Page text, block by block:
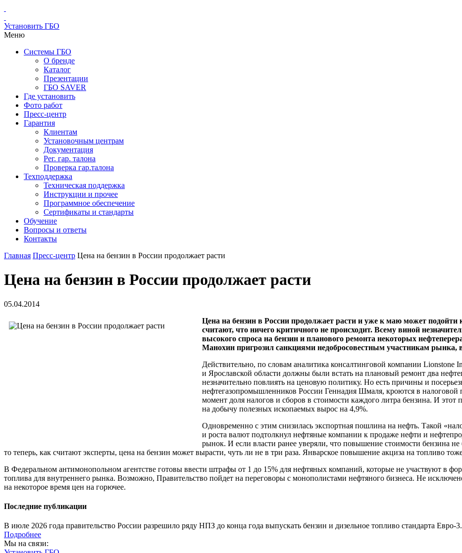
Установить ГБО
Меню
Системы ГБО
О бренде
Каталог
Презентации
ГБО SAVER
Где установить
Фото работ
Пресс-центр
Гарантия
Клиентам
Установочным центрам
Документация
Рег. гар. талона
Проверка гар.талона
Техподдержка
Техническая поддержка
Инструкции и прочее
Программное обеспечение
Сертификаты и стандарты
Обучение
Вопросы и ответы
Контакты
Главная Пресс-центр Цена на бензин в России продолжает расти
Цена на бензин в России продолжает расти
05.04.2014
Цена на бензин в России продолжает расти и уже к маю может
считают, что ничего критичного не происходит. Всему виной
высокого спроса на бензин и планового ремонта некоторых
Манохин пригрозил санкциями недобросовестным участникам рынка,
Действительно, по словам аналитика консалтинговой компании Lionstone
и Ярославской области должны были встать на плановый ремонт два
незначительно повлиять на ценовую политику. Но есть причины и
нефтегазопромышленников России Геннадия Шмаля, кроются в налоговой
момент доля налогов и сборов в стоимости каждого литра бензина. И этот
на добычу полезных ископаемых вырос на 4,9%.
Одновременно с этим снизилась экспортная пошлина на нефть. Такой
и роста валют подтолкнул нефтяные компании к продаже нефти и
рынок. И если власти ранее уверяли, что повышение стоимости бензина
то теперь, как считают эксперты, цена на бензин может вырасти, чуть ли не в три раза. Январское повышение акциза на топливо
В Федеральном антимонопольном агентстве готовы ввести штрафы от 1 до 15% для нефтяных компаний, которые не участвуют в
топлива для внутреннего рынка. Возможно, Правительство пойдет на переговоры с монополистами нефтяного бизнеса. Не
на некоторое время цен на горючее.
Последние публикации
В июле 2026 года правительство России разрешило ряду НПЗ до конца года выпускать бензин и дизельное топливо стандарта Евро-3.
Подробнее
Мы на связи: